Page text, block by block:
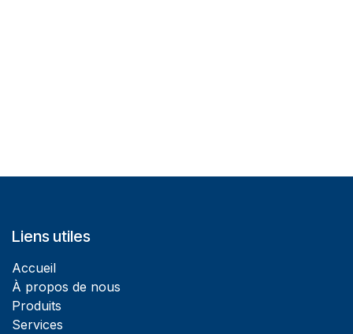
Liens utiles
Accueil
À propos de nous
Produits
Services